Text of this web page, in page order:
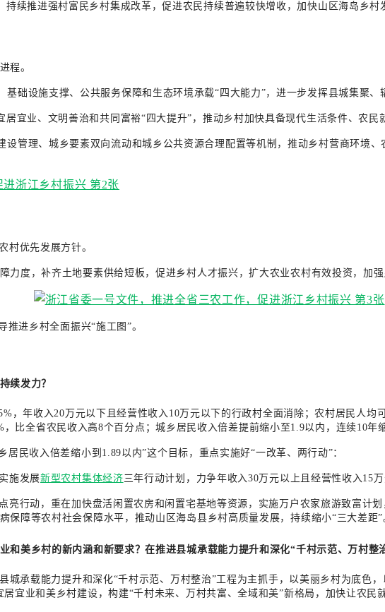
续推进强村富民乡村集成改革，促进农民持续普遍较快增收，加快山区海岛乡村
程。
础设施支撑、公共服务保障和生态环境承载“四大能力”，进一步发挥县城集聚、
宜业、文明善治和共同富裕“四大提升”，推动乡村加快具备现代生活条件、农民
管理、城乡要素双向流动和城乡公共资源合理配置等机制，推动乡村营商环境
村优先发展方针。
力度，补齐土地要素供给短板，促进乡村人才振兴，扩大农业农村有效投资，加
进乡村全面振兴“施工图”。
续发力？
，年收入20万元以下且经营性收入10万元以下的行政村全面消除；农村居民人
比全省农民收入高8个百分点；城乡居民收入倍差提前缩小至1.9以内，连续10年
民收入倍差缩小到1.89以内”这个目标，重点实施好“一改革、两行动”：
施发展新型农村集体经济三年行动计划，力争年收入30万元以上且经营性收入15
亮行动，重在加快盘活闲置农房和闲置宅基地等资源，实施万户农家旅游致富计
障等农村社会保障水平，推动山区海岛县乡村高质量发展，持续缩小“三大差距”
和美乡村的新内涵和新要求？在推进县城承载能力提升和深化“千村示范、万村整
城承载能力提升和深化“千村示范、万村整治”工程为主抓手，以美丽乡村为底色
宜业和美乡村建设，构建“千村未来、万村共富、全域和美”新格局，加快让农民